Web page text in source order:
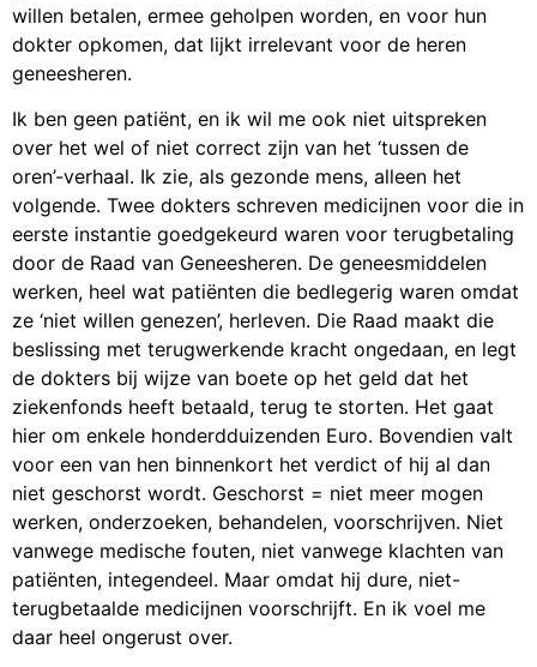
willen betalen, ermee geholpen worden, en voor hun
dokter opkomen, dat lijkt irrelevant voor de heren
geneesheren.
Ik ben geen patiënt, en ik wil me ook niet uitspreken
over het wel of niet correct zijn van het ‘tussen de
oren’-verhaal. Ik zie, als gezonde mens, alleen het
volgende. Twee dokters schreven medicijnen voor die in
eerste instantie goedgekeurd waren voor terugbetaling
door de Raad van Geneesheren. De geneesmiddelen
werken, heel wat patiënten die bedlegerig waren omdat
ze ‘niet willen genezen’, herleven. Die Raad maakt die
beslissing met terugwerkende kracht ongedaan, en legt
de dokters bij wijze van boete op het geld dat het
ziekenfonds heeft betaald, terug te storten. Het gaat
hier om enkele honderdduizenden Euro. Bovendien valt
voor een van hen binnenkort het verdict of hij al dan
niet geschorst wordt. Geschorst = niet meer mogen
werken, onderzoeken, behandelen, voorschrijven. Niet
vanwege medische fouten, niet vanwege klachten van
patiënten, integendeel. Maar omdat hij dure, niet-
terugbetaalde medicijnen voorschrijft. En ik voel me
daar heel ongerust over.